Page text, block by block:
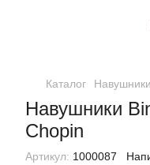
Каталог Навушники
Навушники
Chopin
Артикул: 1000087